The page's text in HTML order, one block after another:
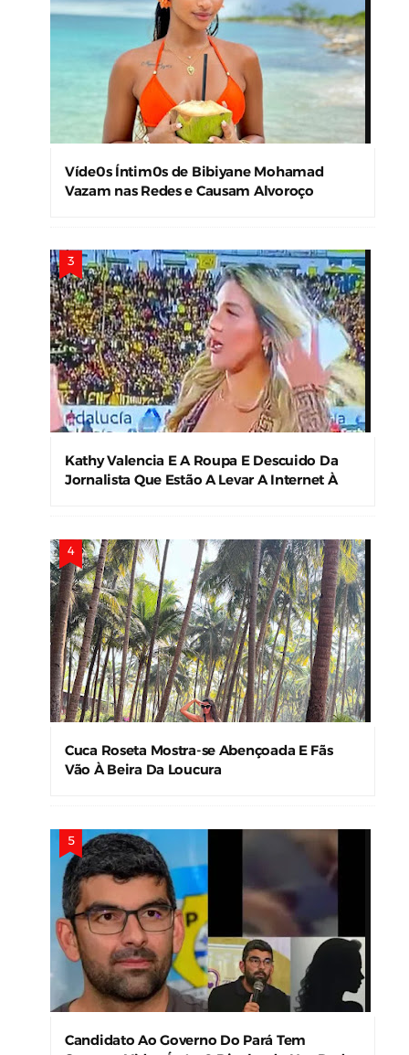
Víde0s Íntim0s de Bibiyane Mohamad
Vazam nas Redes e Causam Alvoroço
Kathy Valencia E A Roupa E Descuido Da
Jornalista Que Estão A Levar A Internet À
Cuca Roseta Mostra-se Abençoada E Fãs
Vão À Beira Da Loucura
Candidato Ao Governo Do Pará Tem